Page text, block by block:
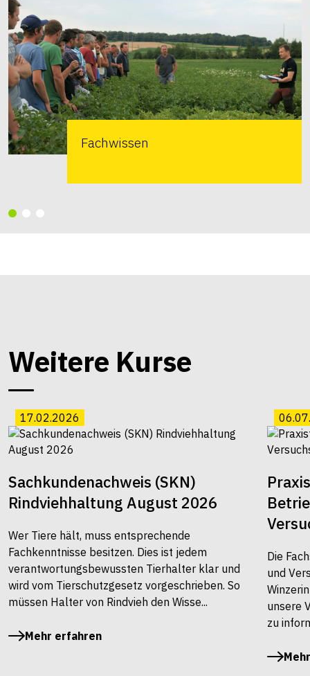
Fachwissen
Weitere Kurse
17.02.2026
Sachkundenachweis (SKN)
Rindviehhaltung August 2026
Wer Tiere hält, muss entsprechende
Fachkenntnisse besitzen. Dies ist jedem
verantwortungsbewussten Tierhalter klar und
wird vom Tierschutzgesetz vorgeschrieben. So
müssen Halter von Rindvieh den Wisse...
Mehr erfahren
Die
und
unsere
zu